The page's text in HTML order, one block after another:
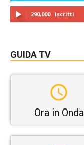
290,000 Iscritti
GUIDA TV
Ora in Onda